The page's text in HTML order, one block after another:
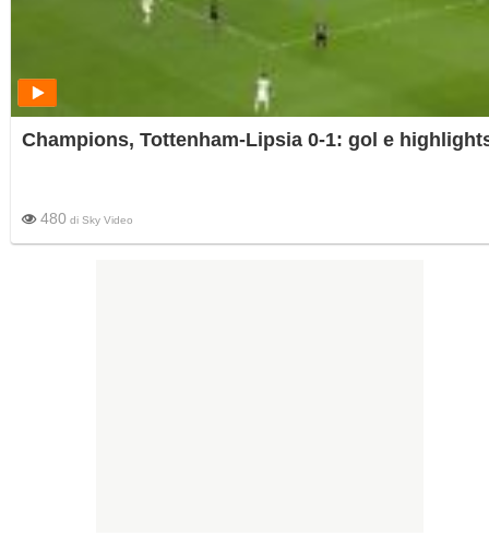
Champions, Tottenham-Lipsia 0-1: gol e
480 di Sky Video